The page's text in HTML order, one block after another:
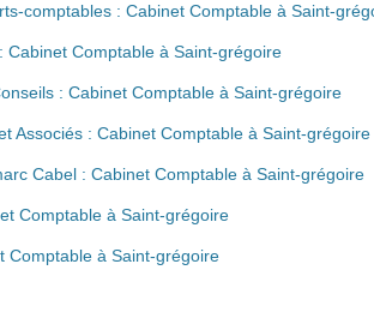
comptables : Cabinet Comptable à Saint-
Cabinet Comptable à Saint-grégoire
: Cabinet Comptable à Saint-grégoire
Associés : Cabinet Comptable à Saint-grégoire
Cabel : Cabinet Comptable à Saint-grégoire
Comptable à Saint-grégoire
Comptable à Saint-grégoire